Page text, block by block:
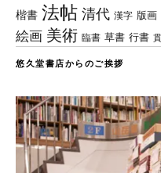
楷書 法帖 清代 漢字 版画
絵画 美術 臨書 草書 行書
悠久堂書店からのご挨拶